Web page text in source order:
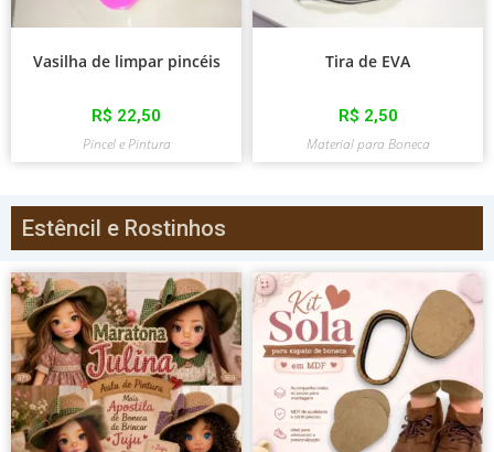
Vasilha de limpar pincéis
R$ 22,50
Pincel e Pintura
Tira de EVA
R$ 2,50
Material para Boneca
Estêncil e Rostinhos